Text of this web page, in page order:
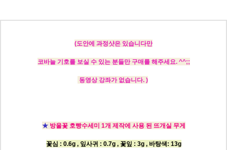
(도안에 과정샷은 있습니다만
코바늘 기호를 보실 수 있는 분들만 구매를 해주세요. ^^;;
동영상 강좌가 없습니다. )
★방울꽃 호빵수세미 1개 제작에 사용 된 뜨개실 무게
꽃심 : 0.6g , 잎사귀 : 0.7g , 꽃잎 : 3g , 바탕색: 13g